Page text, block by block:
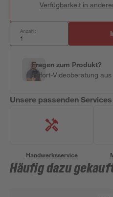
Verfügbarkeit in
Anzahl:
Fragen zum Produkt?
Sofort-Videoberatung
Unsere passenden Services
Handwerksservice
Häufig dazu